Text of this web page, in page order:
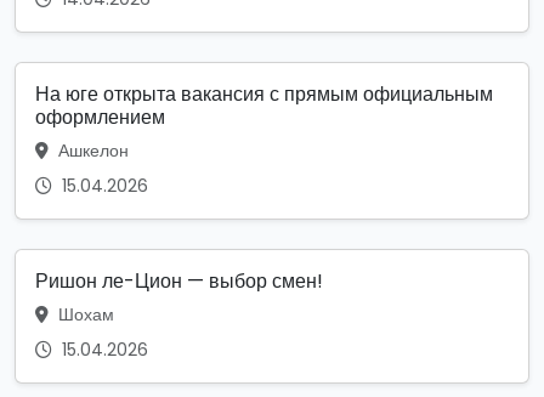
На юге открыта вакансия с прямым официальным
оформлением
Ашкелон
15.04.2026
Ришон ле-Цион — выбор смен!
Шохам
15.04.2026